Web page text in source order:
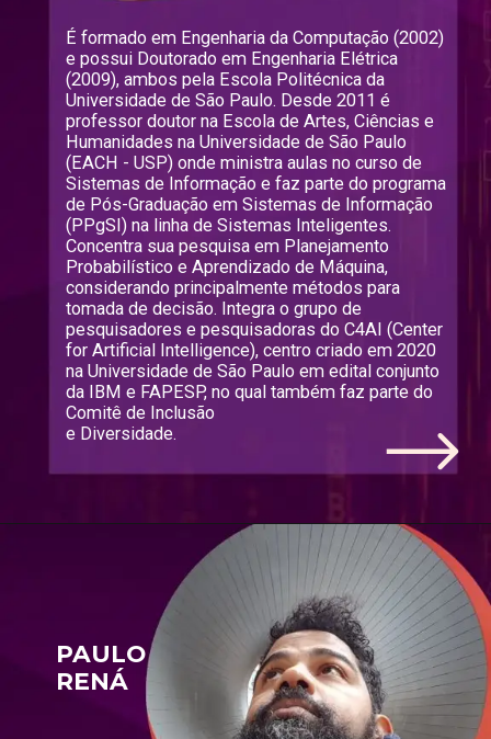
É formado em Engenharia da Computação (2002)
e possui Doutorado em Engenharia Elétrica
(2009), ambos pela Escola Politécnica da
Universidade de São Paulo. Desde 2011 é
professor doutor na Escola de Artes, Ciências e
Humanidades na Universidade de São Paulo
(EACH - USP) onde ministra aulas no curso de
Sistemas de Informação e faz parte do programa
de Pós-Graduação em Sistemas de Informação
(PPgSI) na linha de Sistemas Inteligentes.
Concentra sua pesquisa em Planejamento
Probabilístico e Aprendizado de Máquina,
considerando principalmente métodos para
tomada de decisão. Integra o grupo de
pesquisadores e pesquisadoras do C4AI (Center
for Artificial Intelligence), centro criado em 2020
na Universidade de São Paulo em edital conjunto
da IBM e FAPESP, no qual também faz parte do
Comitê de Inclusão
e Diversidade.
PAULO
RENÁ